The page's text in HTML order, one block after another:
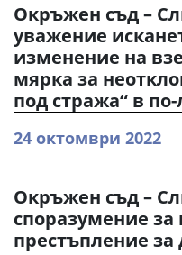
Окръжен съд –
уважение
изменение на
мярка за
под стража“ в по-
24 октомври 2022
Окръжен съд –
споразумение
престъпление